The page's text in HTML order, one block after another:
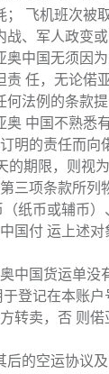
； 飞机班次被
、军人政变
奥中国无须因
任，无论偌
何法例的条款
中国不熟悉
明的责任而
期限，则视
三项条款所
纸币或辅币
国付 运上述
中国货运单没
登记在本账
转卖，否 则
的空运协议
联系我